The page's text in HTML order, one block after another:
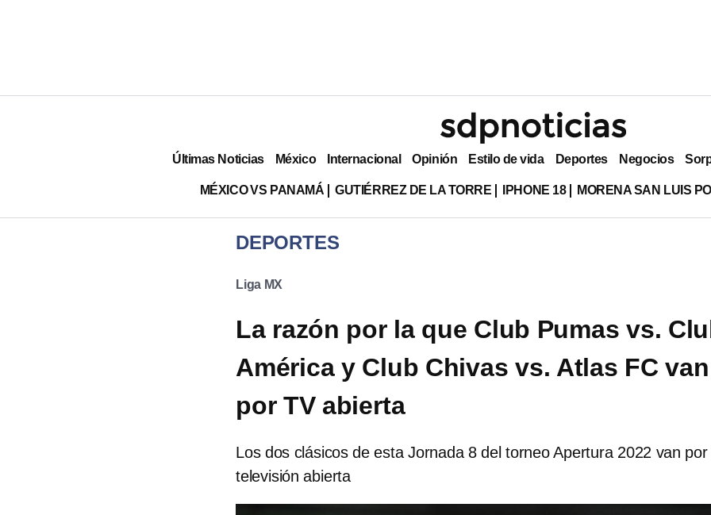
Últimas Noticias México Internacional Opinión Estilo de vida Deportes Negocios
MÉXICO VS PANAMÁ GUTIÉRREZ DE LA TORRE IPHONE 18 MORENA SAN LUIS
DEPORTES
Liga MX
La razón por la que Club Pumas vs.
América y Club Chivas vs. Atlas FC van
por TV abierta
Los dos clásicos de esta Jornada 8 del torneo Apertura 2022 van por
televisión abierta